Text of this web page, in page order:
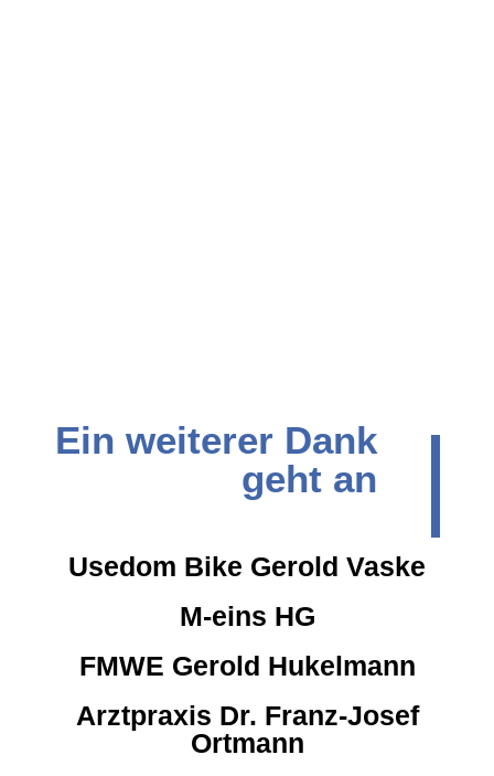
Ein weiterer Dank
geht an
|
Usedom Bike Gerold Vaske
M-eins HG
FMWE Gerold Hukelmann
Arztpraxis Dr. Franz-Josef
Ortmann